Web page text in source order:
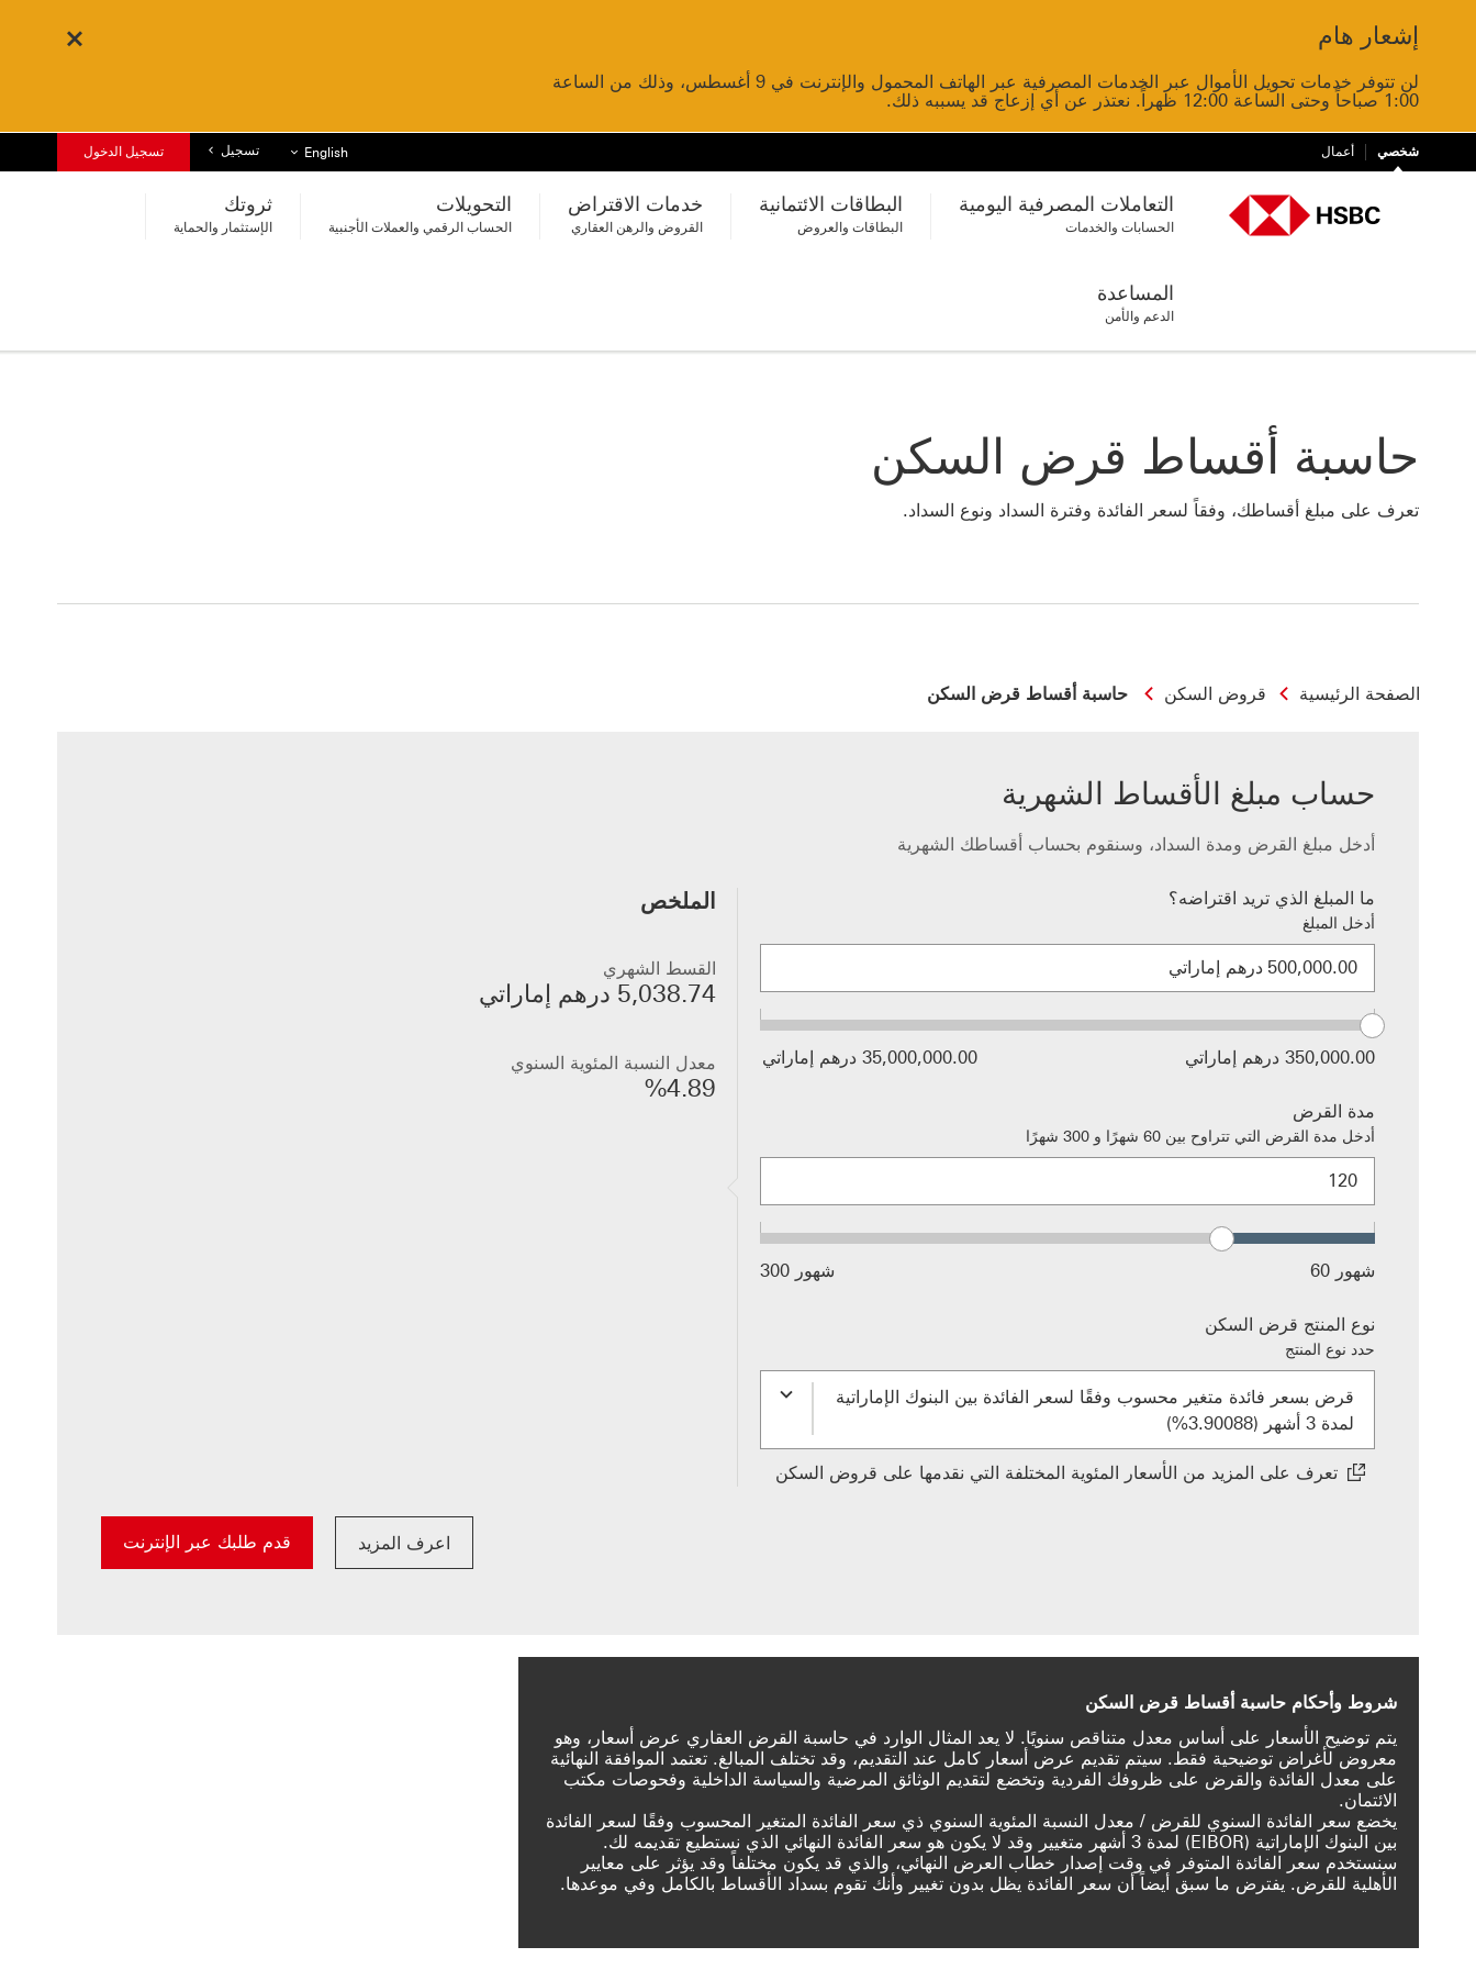
إشعار هام
لن تتوفر خدمات تحويل الأموال عبر الخدمات المصرفية عبر الهاتف المحمول والإنترنت في 9 أغسطس، وذلك من الساعة
1:00 صباحاً وحتى الساعة 12:00 ظهراً. نعتذر عن أي إزعاج قد يسببه ذلك.
شخصي أعمال قائمة اللغات
English تسجيل تسجيل الدخول
التعاملات المصرفية اليومية
الحسابات والخدمات
البطاقات الائتمانية
البطاقات والعروض
خدمات الاقتراض
القروض والرهن العقاري
التحويلات
الحساب الرقمي والعملات الأجنبية
ثروتك
الإستثمار والحماية
المساعدة
الدعم والأمن
حاسبة أقساط قرض السكن
تعرف على مبلغ أقساطك، وفقاً لسعر الفائدة وفترة السداد ونوع السداد.
الصفحة الرئيسية قروض السكن حاسبة أقساط قرض السكن
حساب مبلغ الأقساط الشهرية
أدخل مبلغ القرض ومدة السداد، وسنقوم بحساب أقساطك الشهرية
ما المبلغ الذي تريد اقتراضه؟
أدخل المبلغ
درهم إماراتي
350,000.00 درهم إماراتي 35,000,000.00 درهم إماراتي
مدة القرض
أدخل مدة القرض التي تتراوح بين 60 شهرًا و 300 شهرًا
شهور 60 شهور 300
نوع المنتج قرض السكن
حدد نوع المنتج
قرض بسعر فائدة متغير محسوب وفقًا لسعر الفائدة بين البنوك الإماراتية
لمدة 3 أشهر (3.90088%)
تعرف على المزيد من الأسعار المئوية المختلفة التي نقدمها على قروض السكن
الملخص
القسط الشهري
5,038.74 درهم إماراتي
معدل النسبة المئوية السنوي
%4.89
قدم طلبك عبر الإنترنت اعرف المزيد
‏‫شروط وأحكام ‏‫حاسبة أقساط قرض السكن‬
يتم توضيح الأسعار على أساس معدل متناقص سنويًا. لا يعد المثال الوارد في حاسبة القرض العقاري عرض أسعار، وهو
معروض لأغراض توضيحية فقط. سيتم تقديم عرض أسعار كامل عند التقديم، وقد تختلف المبالغ. تعتمد الموافقة النهائية
على معدل الفائدة والقرض على ظروفك الفردية وتخضع لتقديم الوثائق المرضية والسياسة الداخلية وفحوصات مكتب
الائتمان.
يخضع سعر الفائدة السنوي للقرض / معدل النسبة المئوية السنوي ذي سعر الفائدة المتغير المحسوب وفقًا لسعر الفائدة
بين البنوك الإماراتية (EIBOR) لمدة 3 أشهر متغيير وقد لا يكون هو سعر الفائدة النهائي الذي نستطيع تقديمه لك.
سنستخدم سعر الفائدة المتوفر في وقت إصدار خطاب العرض النهائي، والذي قد يكون مختلفاً وقد يؤثر على معايير
الأهلية‬ للقرض. يفترض ما سبق أيضاً أن سعر الفائدة يظل بدون تغيير وأنك تقوم بسداد الأقساط بالكامل وفي موعدها.